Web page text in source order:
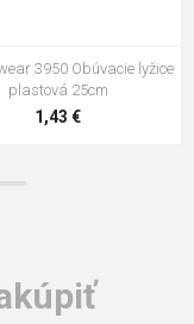
3102 Šnúrky ploché
0,79 €